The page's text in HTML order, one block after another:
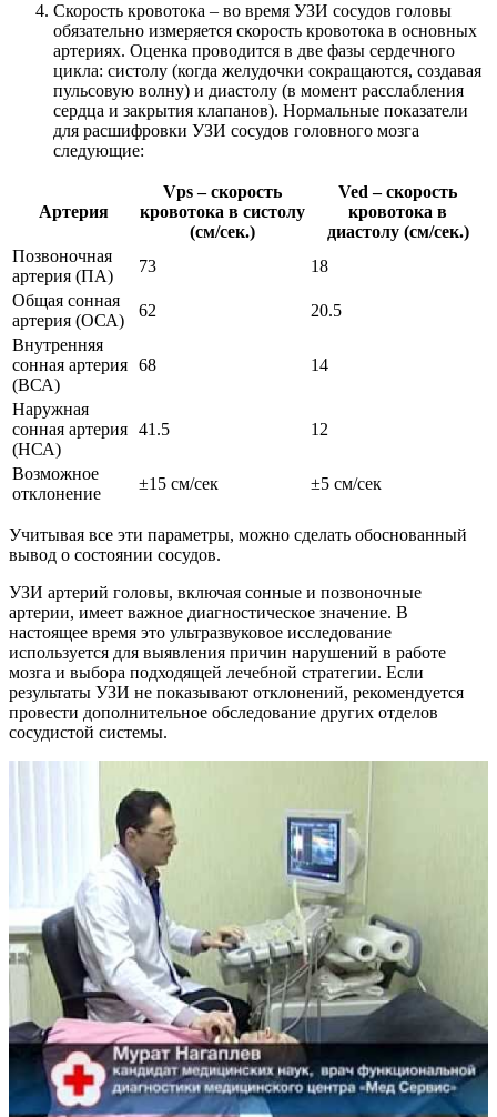
Скорость кровотока – во время УЗИ сосудов головы
обязательно измеряется скорость кровотока в основных
артериях. Оценка проводится в две фазы сердечного
цикла: систолу (когда желудочки сокращаются, создавая
пульсовую волну) и диастолу (в момент расслабления
сердца и закрытия клапанов). Нормальные показатели
для расшифровки УЗИ сосудов головного мозга
следующие:
Артерия
Vps – скорость
кровотока в систолу
(см/сек.)
Ved – скорость
кровотока в
диастолу (см/сек.)
Позвоночная
артерия (ПА)
73
18
Общая сонная
артерия (ОСА)
62
20.5
Внутренняя
сонная артерия
(ВСА)
68 14
Наружная
сонная артерия
(НСА)
41.5 12
Возможное
отклонение
±15 см/сек ±5 см/сек
Учитывая все эти параметры, можно сделать обоснованный
вывод о состоянии сосудов.
УЗИ артерий головы, включая сонные и позвоночные
артерии, имеет важное диагностическое значение. В
настоящее время это ультразвуковое исследование
используется для выявления причин нарушений в работе
мозга и выбора подходящей лечебной стратегии. Если
результаты УЗИ не показывают отклонений, рекомендуется
провести дополнительное обследование других отделов
сосудистой системы.